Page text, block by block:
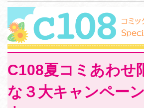
C108夏コミあわせ
な３大キャンペー